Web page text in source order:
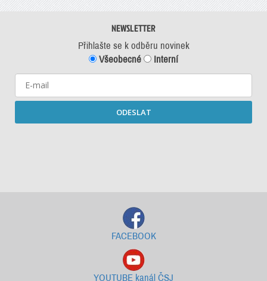
NEWSLETTER
Přihlašte se k odběru novinek
Všeobecné
Interní
ODESLAT
FACEBOOK
YOUTUBE kanál ČSJ